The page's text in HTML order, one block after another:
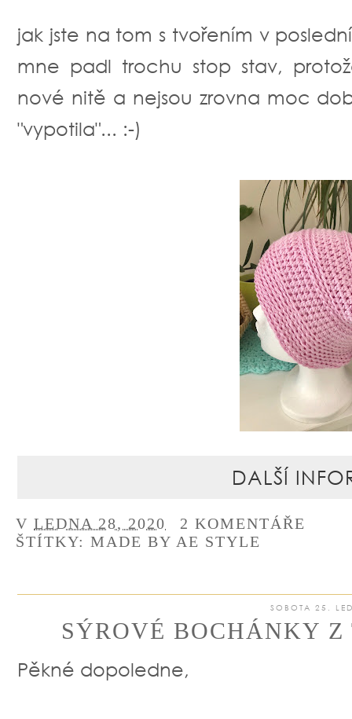
jak jste na tom s tvořením v
mne padl trochu stop stav,
nové nitě a nejsou zrovna moc
"vypotila"... :-)
DALŠÍ
V LEDNA 28, 2020
2 KOMENTÁŘE
ŠTÍTKY: MADE BY AE STYLE
SOBOTA 25.
SÝROVÉ BOCHÁNKY
Pěkné dopoledne,